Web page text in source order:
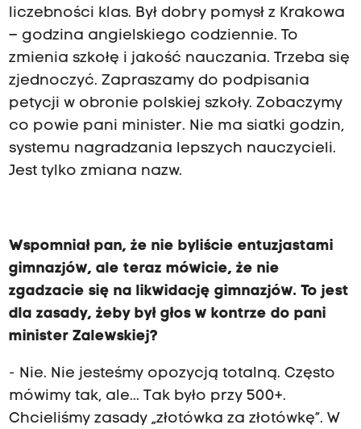
liczebności klas. Był dobry pomysł z Krakowa
– godzina angielskiego codziennie. To
zmienia szkołę i jakość nauczania. Trzeba się
zjednoczyć. Zapraszamy do podpisania
petycji w obronie polskiej szkoły. Zobaczymy
co powie pani minister. Nie ma siatki godzin,
systemu nagradzania lepszych nauczycieli.
Jest tylko zmiana nazw.
Wspomniał pan, że nie byliście entuzjastami
gimnazjów, ale teraz mówicie, że nie
zgadzacie się na likwidację gimnazjów. To jest
dla zasady, żeby był głos w kontrze do pani
minister Zalewskiej?
- Nie. Nie jesteśmy opozycją totalną. Często
mówimy tak, ale... Tak było przy 500+.
Chcieliśmy zasady „złotówka za złotówkę”. W